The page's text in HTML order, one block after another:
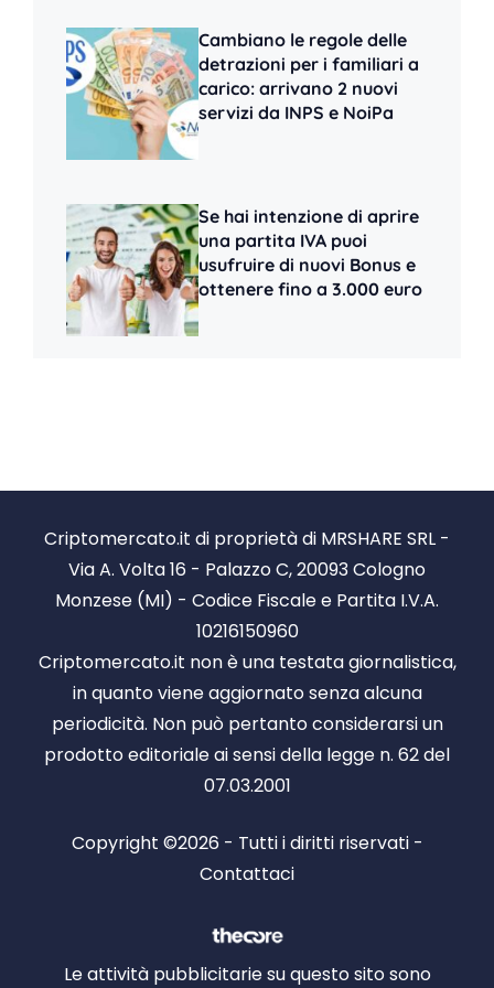
Cambiano le regole delle
detrazioni per i familiari a
carico: arrivano 2 nuovi
servizi da INPS e NoiPa
Se hai intenzione di aprire
una partita IVA puoi
usufruire di nuovi Bonus e
ottenere fino a 3.000 euro
Criptomercato.it di proprietà di MRSHARE SRL -
Via A. Volta 16 - Palazzo C, 20093 Cologno
Monzese (MI) - Codice Fiscale e Partita I.V.A.
10216150960
Criptomercato.it non è una testata giornalistica,
in quanto viene aggiornato senza alcuna
periodicità. Non può pertanto considerarsi un
prodotto editoriale ai sensi della legge n. 62 del
07.03.2001
Copyright ©2026 - Tutti i diritti riservati -
Contattaci
Le attività pubblicitarie su questo sito sono